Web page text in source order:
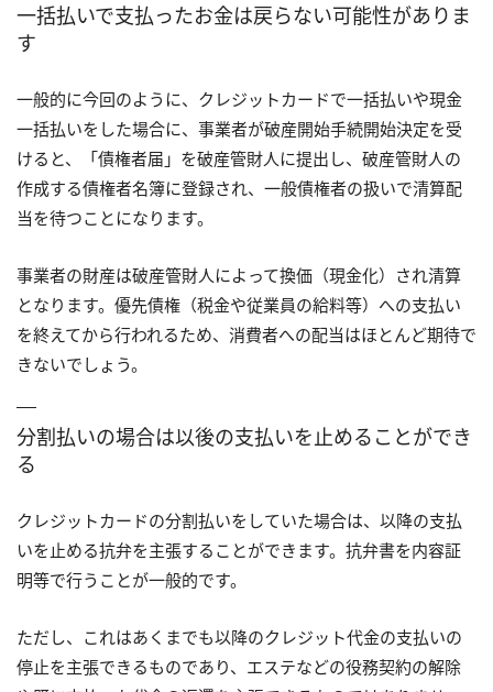
一括払いで支払ったお金は戻らない可能性がありま
す
一般的に今回のように、クレジットカードで一括払いや現金
一括払いをした場合に、事業者が破産開始手続開始決定を受
けると、「債権者届」を破産管財人に提出し、破産管財人の
作成する債権者名簿に登録され、一般債権者の扱いで清算配
当を待つことになります。
事業者の財産は破産管財人によって換価（現金化）され清算
となります。優先債権（税金や従業員の給料等）への支払い
を終えてから行われるため、消費者への配当はほとんど期待で
きないでしょう。
分割払いの場合は以後の支払いを止めることができ
る
クレジットカードの分割払いをしていた場合は、以降の支払
いを止める抗弁を主張することができます。抗弁書を内容証
明等で行うことが一般的です。
ただし、これはあくまでも以降のクレジット代金の支払いの
停止を主張できるものであり、エステなどの役務契約の解除